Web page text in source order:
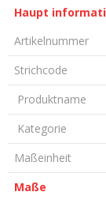
Haupt
Artikelnummer
Strichcode
Produktname
Kategorie
Maßeinheit
Maße